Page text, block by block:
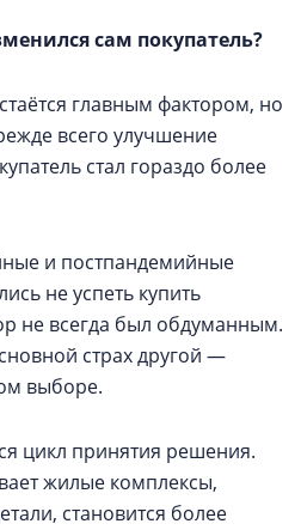
сам покупатель?
главным фактором, но
всего улучшение
стал гораздо более
и постпандемийные
не успеть купить
не всегда был обдуманным.
страх другой —
выборе.
цикл принятия решения.
жилые комплексы,
становится более